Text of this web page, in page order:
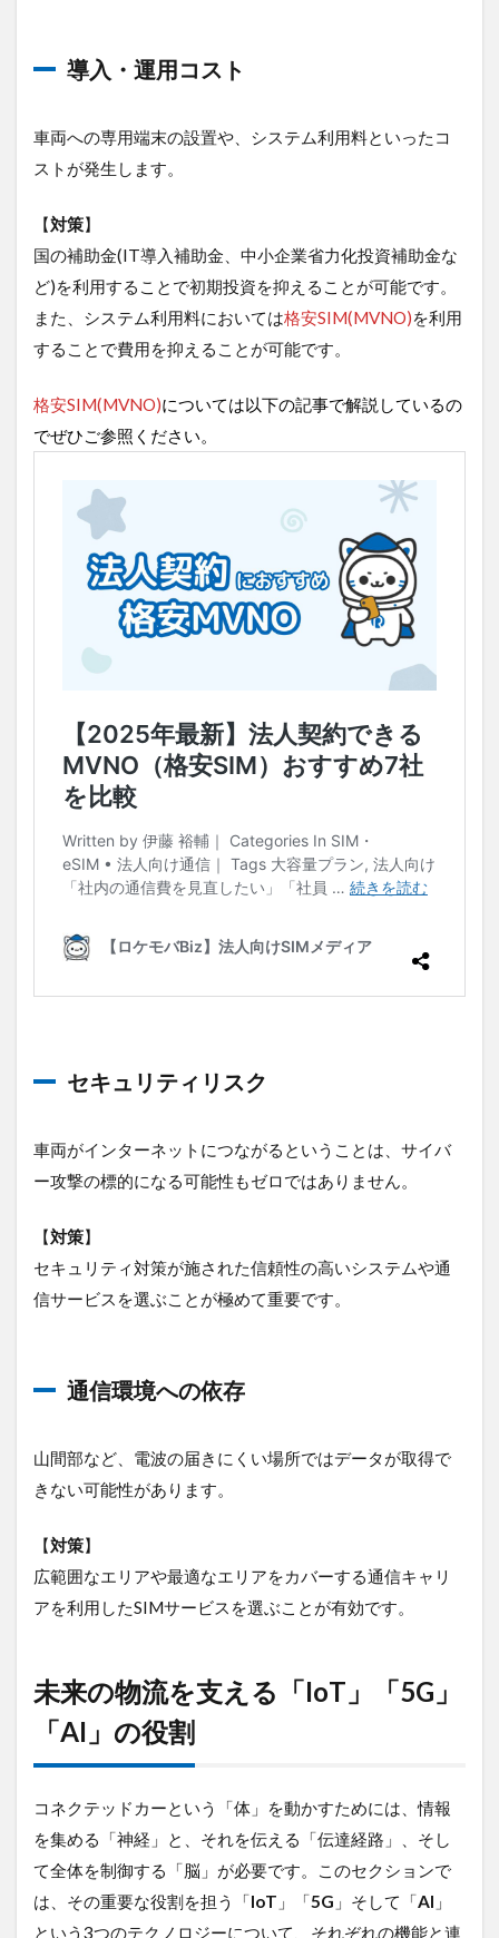
導入・運用コスト
車両への専用端末の設置や、システム利用料といったコ
ストが発生します。
【対策】
国の補助金(IT導入補助金、中小企業省力化投資補助金な
ど)を利用することで初期投資を抑えることが可能です。
また、システム利用料においては格安SIM(MVNO)を利用
することで費用を抑えることが可能です。
格安SIM(MVNO)については以下の記事で解説しているの
でぜひご参照ください。
セキュリティリスク
車両がインターネットにつながるということは、サイバ
ー攻撃の標的になる可能性もゼロではありません。
【対策】
セキュリティ対策が施された信頼性の高いシステムや通
信サービスを選ぶことが極めて重要です。
通信環境への依存
山間部など、電波の届きにくい場所ではデータが取得で
きない可能性があります。
【対策】
広範囲なエリアや最適なエリアをカバーする通信キャリ
アを利用したSIMサービスを選ぶことが有効です。
未来の物流を支える「IoT」「5G」
「AI」の役割
コネクテッドカーという「体」を動かすためには、情報
を集める「神経」と、それを伝える「伝達経路」、そし
て全体を制御する「脳」が必要です。このセクションで
は、その重要な役割を担う「IoT 」「5G 」そして「AI 」
という3つのテクノロジーについて、それぞれの機能と連